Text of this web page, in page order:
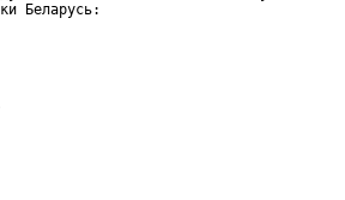
Беларусь: